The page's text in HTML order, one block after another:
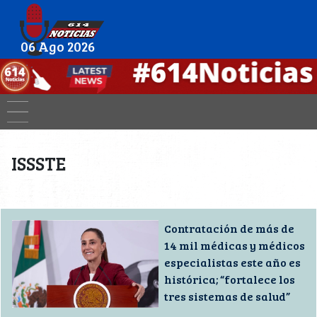
06 Ago 2026
ISSSTE
Contratación de más de
14 mil médicas y médicos
especialistas este año es
histórica; “fortalece los
tres sistemas de salud”